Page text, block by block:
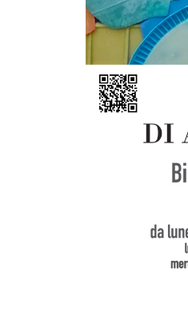
scaricali e
lunedì 08
Centro di
chiusura